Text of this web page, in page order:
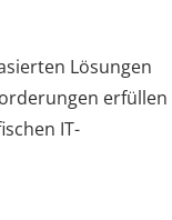
Lösungen
erfüllen
IT-